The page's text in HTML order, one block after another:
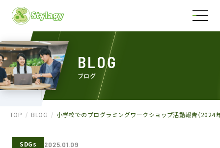
BLOG
ブログ
TOP BLOG 小学校でのプログラミングワークショップ活動報告（2024
SDGs 2025.01.09